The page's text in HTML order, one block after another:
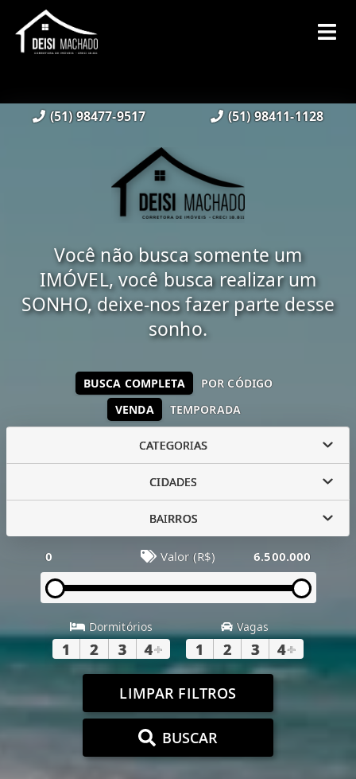
(51) 98477-9517 (51) 98411-1128
Você não busca somente um
IMÓVEL, você busca realizar um
SONHO, deixe-nos fazer parte desse
sonho.
VENDA TEMPORADA
BUSCA COMPLETA POR CÓDIGO
CATEGORIAS
CIDADES
BAIRROS
0 Valor (R$) 6.500.000
Dormitórios
1 2 3 4+
Vagas
1 2 3 4+
LIMPAR FILTROS
BUSCAR